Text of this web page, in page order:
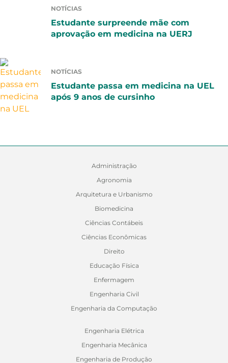
NOTÍCIAS
Estudante surpreende mãe com
aprovação em medicina na UERJ
NOTÍCIAS
Estudante passa em medicina na UEL
após 9 anos de cursinho
Administração
Agronomia
Arquitetura e Urbanismo
Biomedicina
Ciências Contábeis
Ciências Econômicas
Direito
Educação Física
Enfermagem
Engenharia Civil
Engenharia da Computação
Engenharia Elétrica
Engenharia Mecânica
Engenharia de Produção